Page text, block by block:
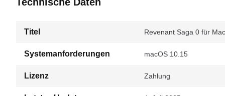
Titel Revenant Saga 0 für Mac
Systemanforderungen macOS 10.15
Lizenz Zahlung